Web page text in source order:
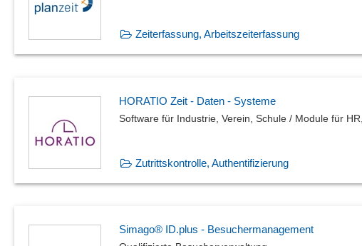
Verwendungsnachweis
Zeiterfassung, Arbeitszeiterfassung
HORATIO Zeit - Daten - Systeme
Software für Industrie, Verein, Schule / Module für
Zutrittskontrolle, Authentifizierung
Simago® ID.plus - Besuchermanagement